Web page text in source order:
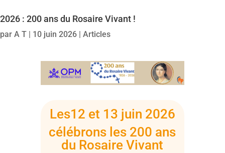
2026 : 200 ans du Rosaire Vivant !
par A T | 10 juin 2026 | Articles
Les12 et 13 juin 2026
célébrons les 200 ans
du Rosaire Vivant